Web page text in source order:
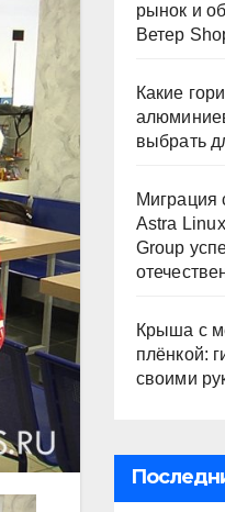
рынок и
Ветер
Какие
выбрать
Миграция
Astra
Group
Крыша с
плёнкой:
своими